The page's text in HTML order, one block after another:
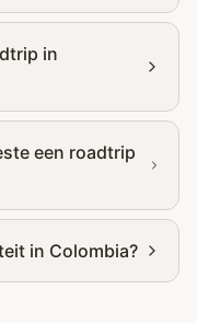
in
een roadtrip
in Colombia?